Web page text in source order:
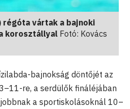
régóta vártak a bajnoki
korosztállyal Fotó: Kovács
bajnokság döntőjét az
re, a serdülők fináléjában
a sportiskolásoknál 10–